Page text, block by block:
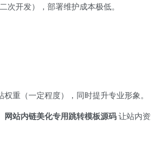
开发），部署维护成本极低。
重（一定程度），同时提升专业形象。
网站内链美化专用跳转模板源码让站内